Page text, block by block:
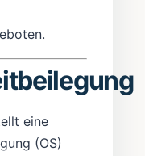
eine
(OS)